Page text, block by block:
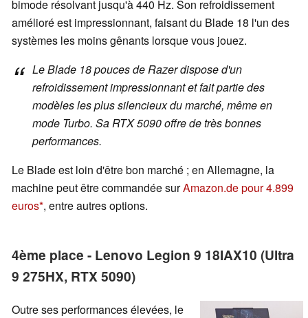
bimode résolvant jusqu'à 440 Hz. Son refroidissement
amélioré est impressionnant, faisant du Blade 18 l'un des
systèmes les moins gênants lorsque vous jouez.
Le Blade 18 pouces de Razer dispose d'un
refroidissement impressionnant et fait partie des
modèles les plus silencieux du marché, même en
mode Turbo. Sa RTX 5090 offre de très bonnes
performances.
Le Blade est loin d'être bon marché ; en Allemagne, la
machine peut être commandée surAmazon.de pour 4.899
euros , entre autres options.
4ème place - Lenovo Legion 9 18IAX10 (Ultra
9 275HX, RTX 5090)
Outre ses performances élevées, le